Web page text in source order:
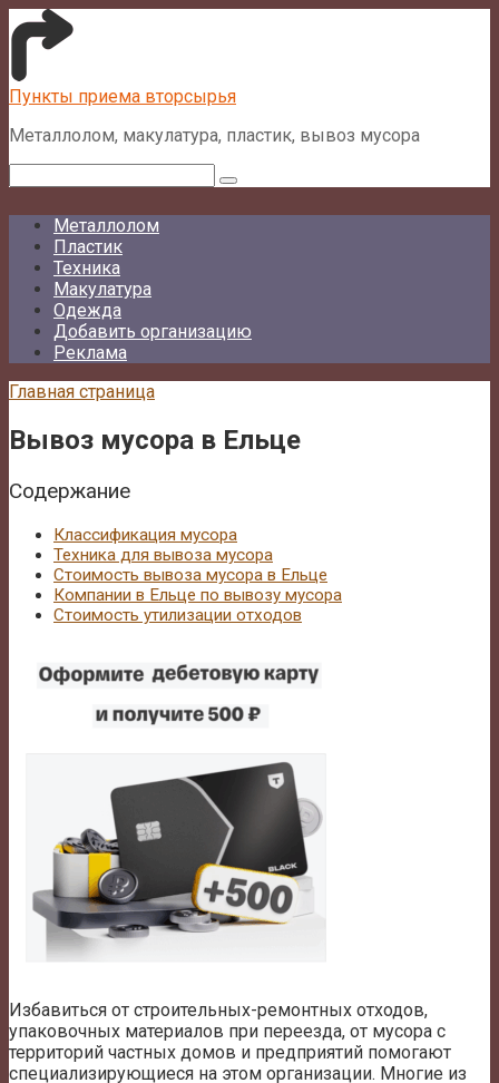
Перейти
к
Пункты приема вторсырья
Металлолом, макулатура, пластик, вывоз мусора
Металлолом
Пластик
Техника
Макулатура
Одежда
Добавить организацию
Реклама
Главная страница
Вывоз мусора в Ельце
Содержание
Классификация мусора
Техника для вывоза мусора
Стоимость вывоза мусора в Ельце
Компании в Ельце по вывозу мусора
Стоимость утилизации отходов
Избавиться от строительных-ремонтных отходов,
упаковочных материалов при переезда, от мусора с
территорий частных домов и предприятий помогают
специализирующиеся на этом организации. Многие из